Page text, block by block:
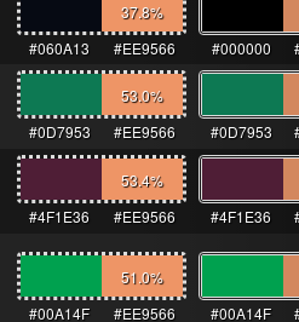
37.8%
#060A13
#EE9566 #000000
53.0%
#0D7953
#EE9566 #0D7953
53.4%
#4F1E36
#EE9566 #4F1E36
51.0%
#00A14F
#EE9566 #00A14F